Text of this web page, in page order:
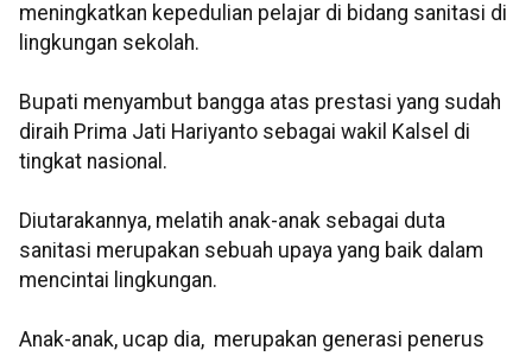
meningkatkan kepedulian pelajar di bidang sanitasi di
lingkungan sekolah.
Bupati menyambut bangga atas prestasi yang sudah
diraih Prima Jati Hariyanto sebagai wakil Kalsel di
tingkat nasional.
Diutarakannya, melatih anak-anak sebagai duta
sanitasi merupakan sebuah upaya yang baik dalam
mencintai lingkungan.
Anak-anak, ucap dia, merupakan generasi penerus